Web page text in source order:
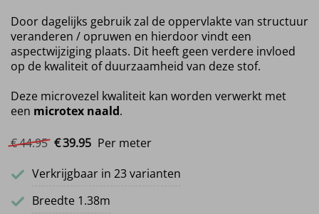
Door dagelijks gebruik zal de oppervlakte van structuur
veranderen / opruwen en hierdoor vindt een
aspectwijziging plaats. Dit heeft geen verdere invloed
op de kwaliteit of duurzaamheid van deze stof.
Deze microvezel kwaliteit kan worden verwerkt met
een microtex naald.
€44.95 Oorspronkelijke prijs was: €44.95.
€39.95Huidige prijs is: €39.95.
Per meter
Verkrijgbaar in 23 varianten
Breedte 1.38m